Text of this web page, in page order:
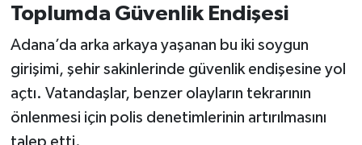
Toplumda Güvenlik Endişesi
Adana’da arka arkaya yaşanan bu iki soygun
girişimi, şehir sakinlerinde güvenlik endişesine yol
açtı. Vatandaşlar, benzer olayların tekrarının
önlenmesi için polis denetimlerinin artırılmasını